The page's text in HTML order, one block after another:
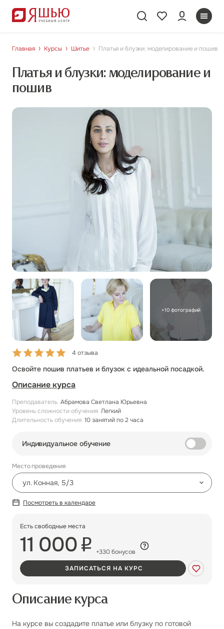
Главная Курсы Шитье Платья и блузки: моделирование и пошив
Платья и блузки: моделирование и
пошив
+10 фотографий
4 отзыва
Освойте пошив платьев и блузок с идеальной посадкой.
Описание курса
Преподаватель Абрамова Светлана Юрьевна
Уровень сложности обучения Легкий
Длительность обучения 10 занятий по 2 часа
Индивидуальное обучение
Место проведения
ул. Конная, 5/3
пр. Испытателей, 26к2
Посмотреть в календаре
Есть свободные места
11 000 +330 бонусов
ЗАПИСАТЬСЯ НА КУРС
Описание курса
На курсе вы создадите платье или блузку по готовой